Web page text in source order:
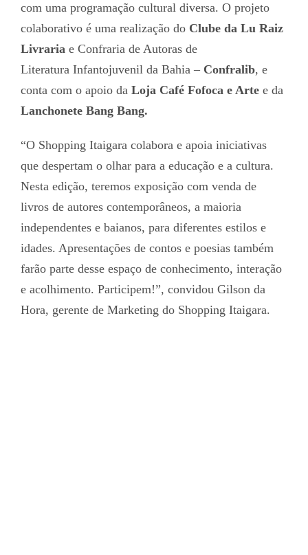
com uma programação cultural diversa. O projeto
colaborativo é uma realização do Clube da Lu Raiz
Livraria e Confraria de Autoras de
Literatura Infantojuvenil da Bahia – Confralib, e
conta com o apoio da Loja Café Fofoca e Arte e da
Lanchonete Bang Bang.
“O Shopping Itaigara colabora e apoia iniciativas
que despertam o olhar para a educação e a cultura.
Nesta edição, teremos exposição com venda de
livros de autores contemporâneos, a maioria
independentes e baianos, para diferentes estilos e
idades. Apresentações de contos e poesias também
farão parte desse espaço de conhecimento, interação
e acolhimento. Participem!”, convidou Gilson da
Hora, gerente de Marketing do Shopping Itaigara.